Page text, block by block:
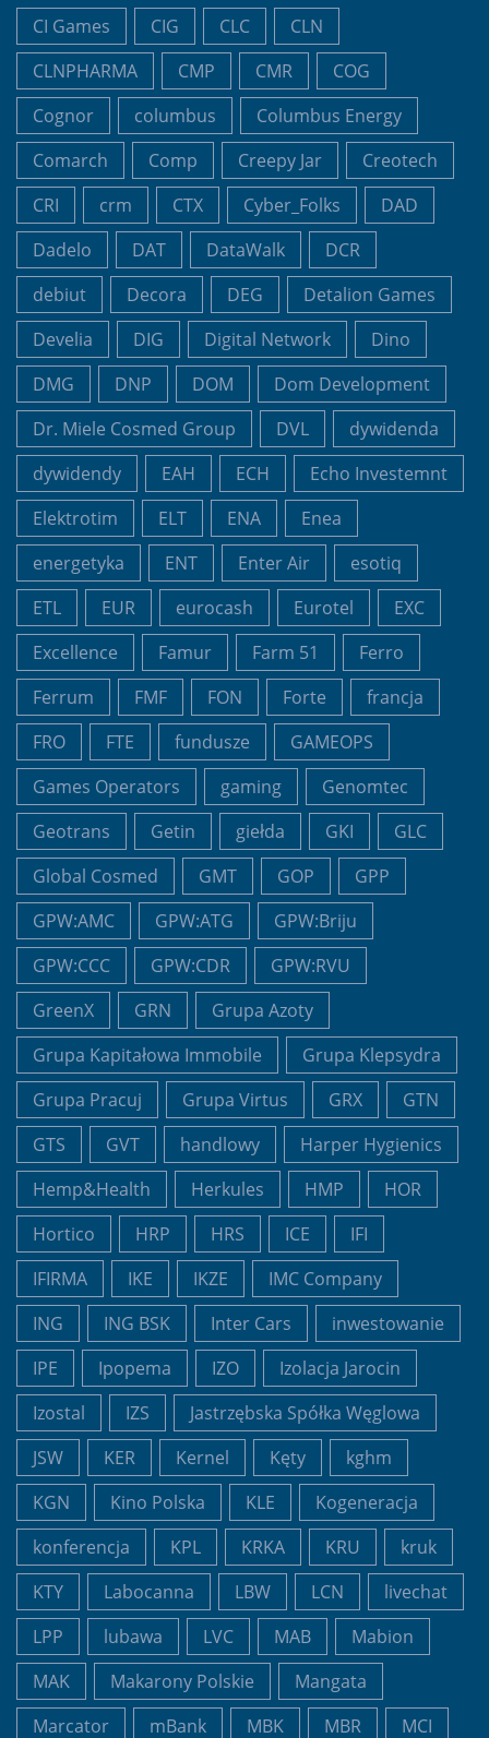
CI Games CIG CLC
CLN
CLNPHARMA
CMP CMR
COG
Cognor
columbus
Columbus Energy
Comarch
Comp Creepy Jar
Creotech
CRI
crm CTX Cyber_Folks
DAD
Dadelo
DAT DataWalk
DCR
debiut
Decora DEG
Detalion Games
Develia
DIG Digital Network
Dino
DMG
DNP DOM
Dom Development
Dr. Miele Cosmed Group
DVL
dywidenda
dywidendy
EAH ECH
Echo Investemnt
Elektrotim
ELT ENA
Enea
energetyka
ENT Enter Air
esotiq
ETL
EUR eurocash Eurotel
EXC
Excellence
Famur Farm 51
Ferro
Ferrum
FMF FON Forte
francja
FRO
FTE fundusze
GAMEOPS
Games Operators
gaming
Genomtec
Geotrans
Getin giełda GKI
GLC
Global Cosmed
GMT GOP
GPP
GPW:AMC
GPW:ATG
GPW:Briju
GPW:CCC
GPW:CDR
GPW:RVU
GreenX
GRN
Grupa Azoty
Grupa Kapitałowa Immobile
Grupa Klepsydra
Grupa Pracuj
Grupa Virtus GRX
GTN
GTS
GVT handlowy
Harper Hygienics
Hemp&Health
Herkules HMP
HOR
Hortico
HRP HRS ICE
IFI
IFIRMA
IKE IKZE
IMC Company
ING
ING BSK Inter Cars
inwestowanie
IPE
Ipopema IZO
Izolacja Jarocin
Izostal
IZS
Jastrzębska Spółka Węglowa
JSW
KER Kernel Kęty
kghm
KGN
Kino Polska KLE
Kogeneracja
konferencja
KPL KRKA KRU
kruk
KTY
Labocanna LBW LCN
livechat
LPP
lubawa LVC MAB
Mabion
MAK
Makarony Polskie
Mangata
Marcator
mBank MBK MBR
MCI